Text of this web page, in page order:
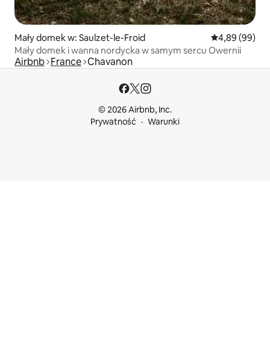
Mały domek w: Saulzet-le-Froid Średnia
4,89 (99)
Mały domek i wanna nordycka w samym sercu Owernii
Airbnb France Chavanon
© 2026 Airbnb, Inc.
Prywatność
Warunki